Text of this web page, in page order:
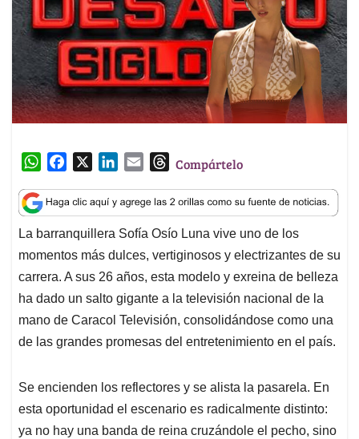
W
a
t
s
A
p
p
c
e
b
o
o
k
n
k
e
d
I
n
a
i
l
T
r
e
a
d
s
Compártelo
La barranquillera Sofía Osío Luna vive uno de los
momentos más dulces, vertiginosos y electrizantes de su
carrera. A sus 26 años, esta modelo y exreina de belleza
ha dado un salto gigante a la televisión nacional de la
mano de Caracol Televisión, consolidándose como una
de las grandes promesas del entretenimiento en el país.
Se encienden los reflectores y se alista la pasarela. En
esta oportunidad el escenario es radicalmente distinto:
ya no hay una banda de reina cruzándole el pecho, sino